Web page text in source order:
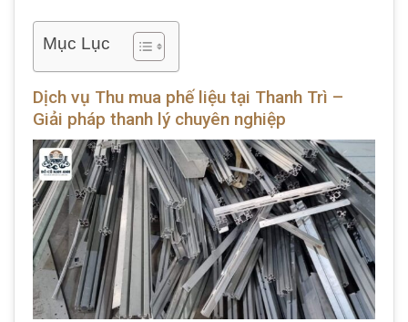
Mục Lục
Dịch vụ Thu mua phế liệu tại Thanh Trì –
Giải pháp thanh lý chuyên nghiệp